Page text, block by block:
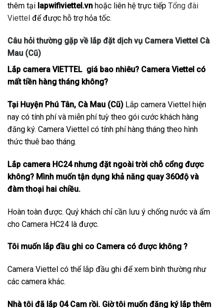
thêm tại lapwifiviettel.vn hoặc liên hệ trực tiếp Tổng đài
Viettel để được hỗ trợ hỏa tốc.
Câu hỏi thường gặp về lắp đặt dịch vụ Camera Viettel Cà
Mau (Cũ)
Lắp camera VIETTEL giá bao nhiêu? Camera Viettel có
mất tiền hàng tháng không?
Tại Huyện Phú Tân, Cà Mau (Cũ) Lắp camera Viettel hiện
nay có tính phí và miễn phí tuỳ theo gói cước khách hàng
đăng ký. Camera Viettel có tính phí hàng tháng theo hình
thức thuê bao tháng.
Lắp camera HC24 nhưng đặt ngoài trời chỗ cổng được
không? Mình muốn tận dụng khả năng quay 360độ và
đàm thoại hai chiều.
Hoàn toàn được. Quý khách chỉ cần lưu ý chống nước và ẩm
cho Camera HC24 là được.
Tôi muốn lắp đầu ghi co Camera có được không ?
Camera Viettel có thể lắp đầu ghi để xem bình thường như
các camera khác.
Nhà tôi đã lắp 04 Cam rồi. Giờ tôi muốn đăng ký lắp thêm